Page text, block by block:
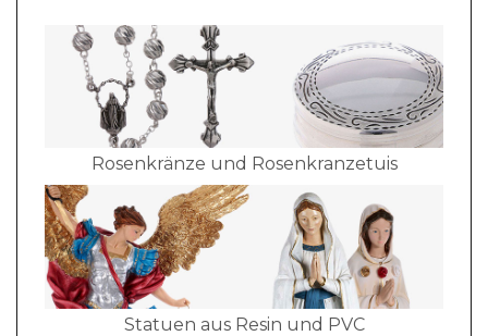
Rosenkränze und Rosenkranzetuis
Statuen aus Resin und PVC